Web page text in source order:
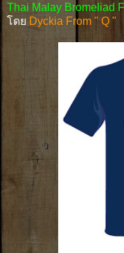
Thai Malay Bromeliad
โดย Dyckia From " Q "